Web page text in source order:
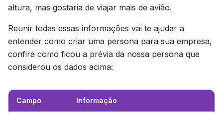
altura, mas gostaria de viajar mais de avião.
Reunir todas essas informações vai te ajudar a
entender como criar uma persona para sua empresa,
confira como ficou a prévia da nossa persona que
considerou os dados acima:
Campo Informação